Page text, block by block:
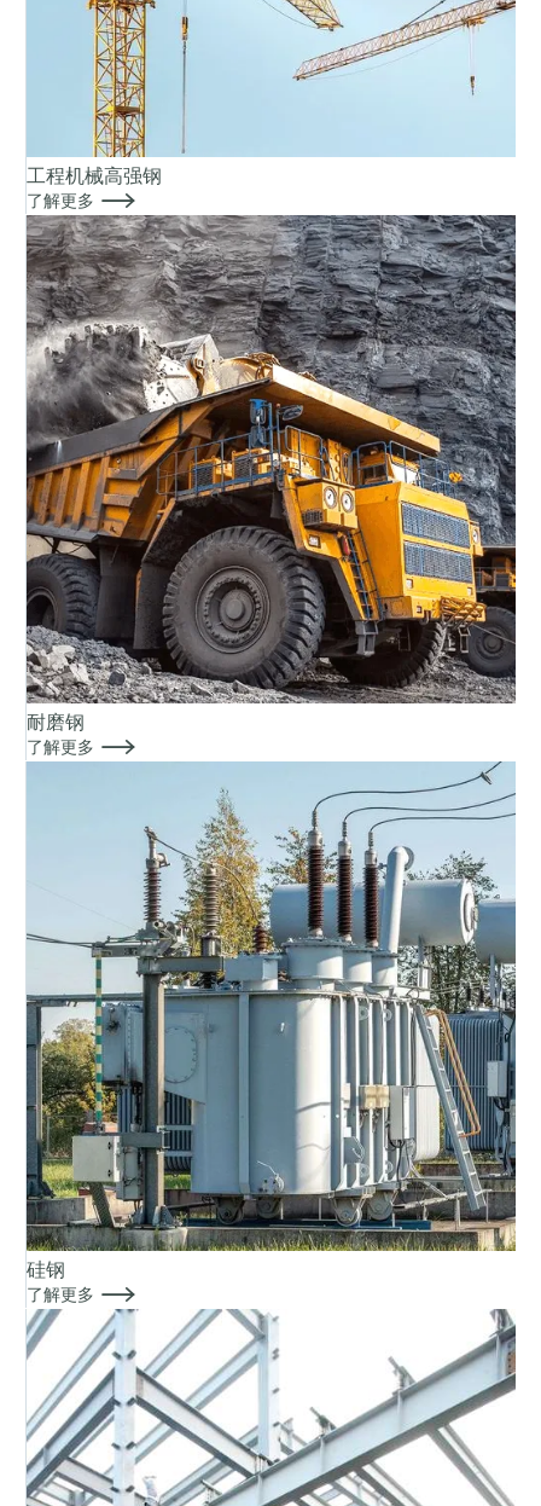
工程机械高强钢
了解更多 
耐磨钢
了解更多 
硅钢
了解更多 